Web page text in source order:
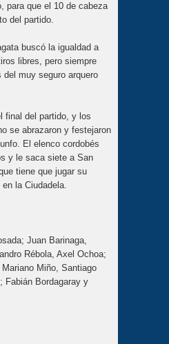
para que el 10 de cabeza
del partido.
buscó la igualdad a
libres, pero siempre
muy seguro arquero
final del partido, y los
se abrazaron y festejaron
El elenco cordobés
y le saca siete a San
tiene que jugar su
la Ciudadela.
Juan Barinaga,
Rébola, Axel Ochoa;
Miño, Santiago
Fabián Bordagaray y